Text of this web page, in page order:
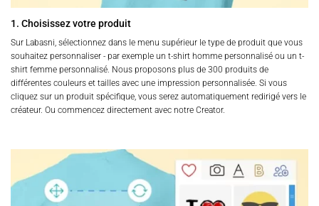
1. Choisissez votre produit
Sur Labasni, sélectionnez dans le menu supérieur le type de produit que vous
souhaitez personnaliser - par exemple un t-shirt homme personnalisé ou un t-
shirt femme personnalisé. Nous proposons plus de 300 produits de
différentes couleurs et tailles avec une impression personnalisée. Si vous
cliquez sur un produit spécifique, vous serez automatiquement redirigé vers le
créateur. Ou commencez directement avec notre Creator.